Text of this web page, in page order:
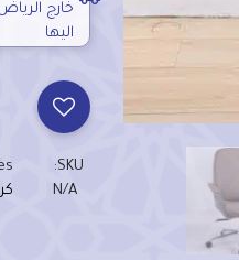
خارج
اليها
SKU:
N/A